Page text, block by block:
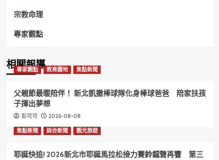
宗教命理
專家觀點
相關報導
專家觀點 教育園地 焦點新聞
父親節最暖陪伴！ 新北凱撒棒球隊化身棒球爸爸 陪家扶孩
子揮出夢想
彭可可 2026-08-08
焦點新聞 綜合新聞 觀光旅遊
耶誕快追! 2026新北市耶誕馬拉松接力賽鈴鐺聲再響 第三